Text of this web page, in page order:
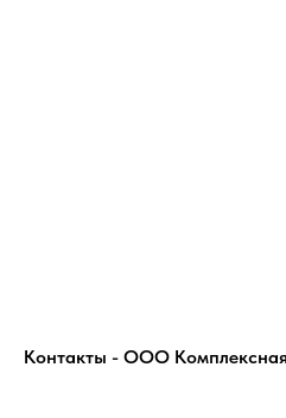
Контакты - ООО